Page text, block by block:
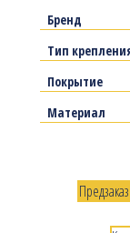
Бренд
Тип
Покрытие
Материал
Предзаказ